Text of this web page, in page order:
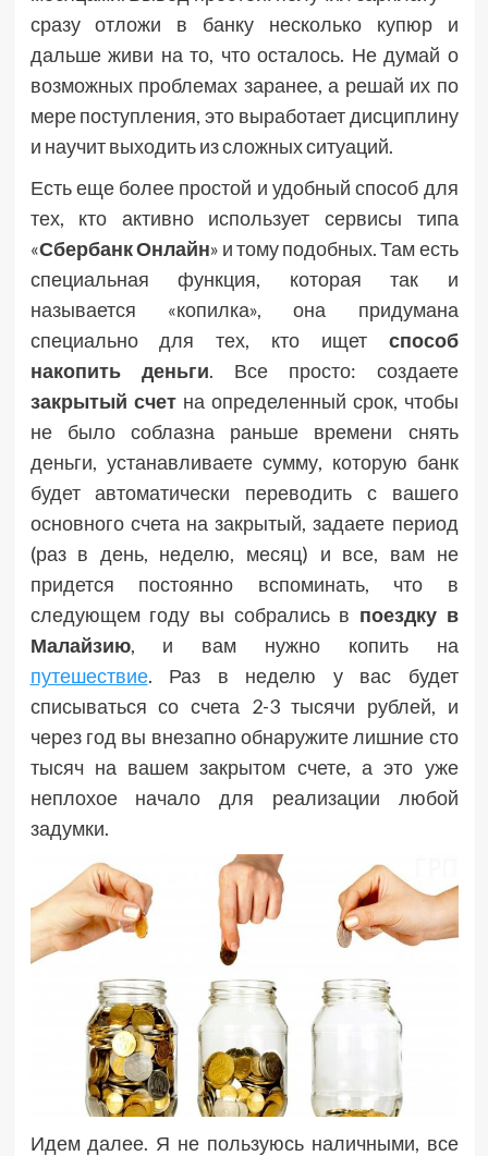
сразу отложи в банку несколько купюр и
дальше живи на то, что осталось. Не думай о
возможных проблемах заранее, а решай их по
мере поступления, это выработает дисциплину
и научит выходить из сложных ситуаций.
Есть еще более простой и удобный способ для
тех, кто активно использует сервисы типа
«Сбербанк Онлайн» и тому подобных. Там есть
специальная функция, которая так и
называется «копилка», она придумана
специально для тех, кто ищет способ
накопить деньги. Все просто: создаете
закрытый счетна определенный срок, чтобы
не было соблазна раньше времени снять
деньги, устанавливаете сумму, которую банк
будет автоматически переводить с вашего
основного счета на закрытый, задаете период
(раз в день, неделю, месяц) и все, вам не
придется постоянно вспоминать, что в
следующем году вы собрались в поездку в
Малайзию, и вам нужно копить на
путешествие. Раз в неделю у вас будет
списываться со счета 2-3 тысячи рублей, и
через год вы внезапно обнаружите лишние сто
тысяч на вашем закрытом счете, а это уже
неплохое начало для реализации любой
задумки.
Идем далее. Я не пользуюсь наличными, все